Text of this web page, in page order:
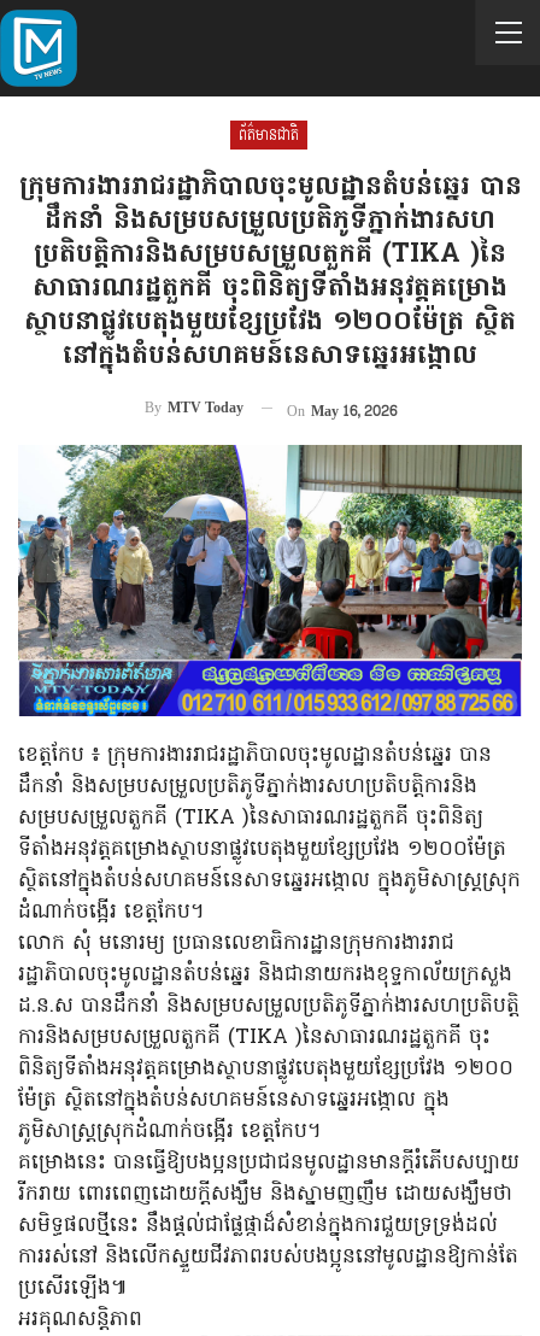
ព័ត៌មានជាតិ
ក្រុមការងាររាជរដ្ឋាភិបាលចុះមូលដ្ឋានតំបន់ឆ្នេរ បាន
ដឹកនាំ និងសម្របសម្រួលប្រតិភូទីភ្នាក់ងារសហ
ប្រតិបត្តិការនិងសម្របសម្រួលតួកគី (TIKA )នៃ
សាធារណរដ្ឋតួកគី ចុះពិនិត្យទីតាំងអនុវត្តគម្រោង
ស្ថាបនាផ្លូវបេតុងមួយខ្សែប្រវែង ១២០០ម៉ែត្រ ស្ថិត
នៅក្នុងតំបន់សហគមន៍នេសាទឆ្នេរអង្កោល
By MTV Today On May 16, 2026
ខេត្តកែប ៖ ក្រុមការងាររាជរដ្ឋាភិបាលចុះមូលដ្ឋានតំបន់ឆ្នេរ បាន
ដឹកនាំ និងសម្របសម្រួលប្រតិភូទីភ្នាក់ងារសហប្រតិបត្តិការនិង
សម្របសម្រួលតួកគី (TIKA )នៃសាធារណរដ្ឋតួកគី ចុះពិនិត្យ
ទីតាំងអនុវត្តគម្រោងស្ថាបនាផ្លូវបេតុងមួយខ្សែប្រវែង ១២០០ម៉ែត្រ
ស្ថិតនៅក្នុងតំបន់សហគមន៍នេសាទឆ្នេរអង្កោល ក្នុងភូមិសាស្ត្រស្រុក
ដំណាក់ចង្អើរ ខេត្តកែប។
លោក សុំ មនោរម្យ ប្រធានលេខាធិការដ្ឋានក្រុមការងាររាជ
រដ្ឋាភិបាលចុះមូលដ្ឋានតំបន់ឆ្នេរ និងជានាយករងខុទ្ទកាល័យក្រសួង
ដ.ន.ស បានដឹកនាំ និងសម្របសម្រួលប្រតិភូទីភ្នាក់ងារសហប្រតិបត្តិ
ការនិងសម្របសម្រួលតួកគី (TIKA )នៃសាធារណរដ្ឋតួកគី ចុះ
ពិនិត្យទីតាំងអនុវត្តគម្រោងស្ថាបនាផ្លូវបេតុងមួយខ្សែប្រវែង ១២០០
ម៉ែត្រ ស្ថិតនៅក្នុងតំបន់សហគមន៍នេសាទឆ្នេរអង្កោល ក្នុង
ភូមិសាស្ត្រស្រុកដំណាក់ចង្អើរ ខេត្តកែប។
គម្រោងនេះ បានធ្វើឱ្យបងប្អនប្រជាជនមូលដ្ឋានមានក្តីរំភើបសប្បាយ
រីករាយ ពោរពេញដោយក្តីសង្ឃឹម និងស្នាមញញឹម ដោយសង្ឃឹមថា
សមិទ្ធផលថ្មីនេះ នឹងផ្តល់ជាផ្លែផ្កាដ៏សំខាន់ក្នុងការជួយទ្រទ្រង់ដល់
ការរស់នៅ និងលើកស្ទួយជីវភាពរបស់បងប្អូននៅមូលដ្ឋានឱ្យកាន់តែ
ប្រសើរឡើង៕
អរគុណសន្តិភាព